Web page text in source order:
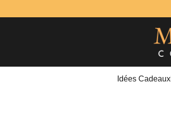
Idées Cadeaux